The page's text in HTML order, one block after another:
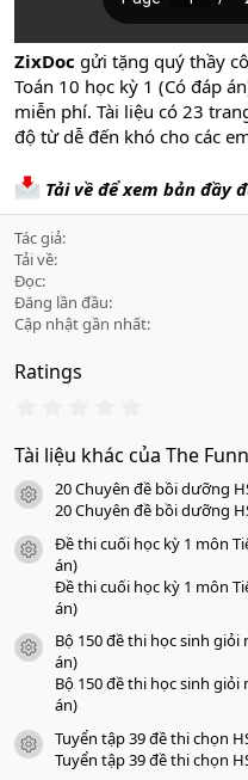
ZixDoc gửi tặng quý thầy
Toán 10 học kỳ 1 (Có đáp
miễn phí. Tài liệu có 23
độ từ dễ đến khó cho các
Tải về để xem bản đầy
Tác giả
Tải về
Đọc
Đăng lần đầu
Cập nhật gần nhất
Ratings
0
0
s
a
o
Tài liệu khác của The
icon tài liệu
20 Chuyên đề bồi dưỡng
20 Chuyên đề bồi dưỡng
icon tài liệu
Đề thi cuối học kỳ 1 môn
án)
Đề thi cuối học kỳ 1 môn
án)
icon tài liệu
Bộ 150 đề thi học sinh giỏi
án)
Bộ 150 đề thi học sinh giỏi
án)
icon tài liệu
Tuyển tập 39 đề thi chọn
Tuyển tập 39 đề thi chọn